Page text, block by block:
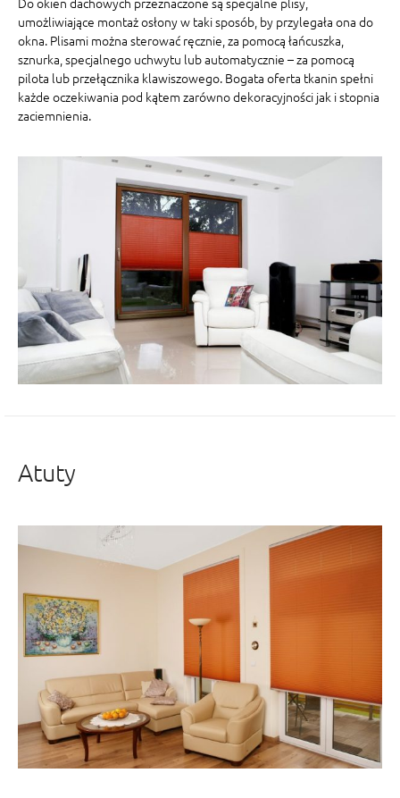
umożliwiające montaż osłony w taki sposób, by przylegała ona do
okna. Plisami można sterować ręcznie, za pomocą łańcuszka,
sznurka, specjalnego uchwytu lub automatycznie – za pomocą
pilota lub przełącznika klawiszowego. Bogata oferta tkanin spełni
każde oczekiwania pod kątem zarówno dekoracyjności jak i stopnia
zaciemnienia.
Atuty